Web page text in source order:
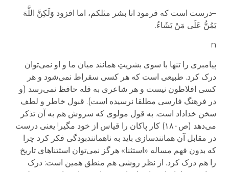
–درست است که فرمود انا بشر مثلکم، اما افزود وَلَکِنَّ اللَّهَ
یَمُنُّ عَلَى مَنْ یَشَاءُ.
n
پیامبری را تنها با سوی بشریتِ همانند میان ما و او نمی‌توان
درک کرد. طبیعی است که هر کسی سقراط نمی‌شود و هر
کسی افلاطون نیست و هر شاعری به قله حافظ نمی‌رسد (و
در فرهنگ فارسی مطلقا نرسیده است). قبول خاطر و لطف
سخن خداداد است. به قول مولوی که سروش هم به آن تذکر
می‌دهد (ص۱۸۰) کار پاکان را قیاس از خود مگیر! یعنی درست
در مقابل آن همانندسازی باید به ناهمانندبودگی فکر کرد چرا
که بدون فهم مساله «استثنا» هرگز نمی‌توان اسثتناهای تاریخ
را هم درک کرد. از نظر روشی هم منطق همین است: درک